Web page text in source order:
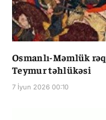
Osmanlı-Məmlük
Teymur təhlükəsi
7 İyun 2026 00:10